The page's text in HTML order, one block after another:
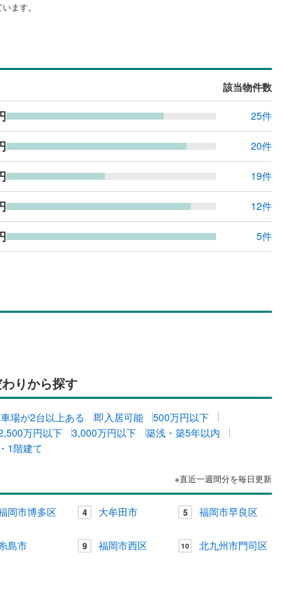
ます。
該当物件数
25件
20件
19件
12件
5件
りから探す
場が2台以上ある 即入居可能
500万円以下
万円以下 3,000万円以下
築浅・築5年以内
1階建て
※直近一週間分を毎日更新
岡市博多区 4 大牟田市 5 福岡市早良区
島市 9 福岡市西区 10 北九州市門司区